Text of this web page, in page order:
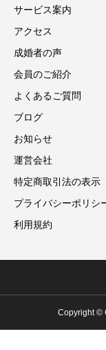
サービス案内
アクセス
成婚者の声
会員のご紹介
よくあるご質問
ブログ
お知らせ
運営会社
特定商取引法の表示
プライバシーポリシ
利用規約
Copyright ©